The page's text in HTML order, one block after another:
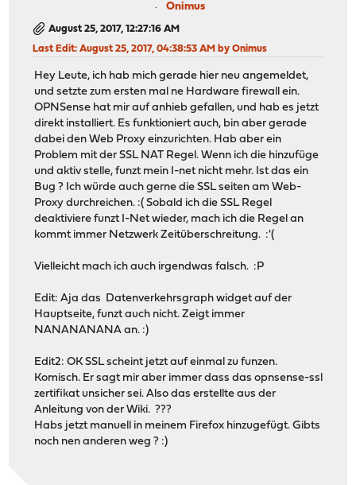
Onimus
August 25, 2017, 12:27:16 AM
Last Edit: August 25, 2017, 04:38:53 AM by Onimus
Hey Leute, ich hab mich gerade hier neu angemeldet,
und setzte zum ersten mal ne Hardware firewall ein.
OPNSense hat mir auf anhieb gefallen, und hab es jetzt
direkt installiert. Es funktioniert auch, bin aber gerade
dabei den Web Proxy einzurichten. Hab aber ein
Problem mit der SSL NAT Regel. Wenn ich die hinzufüge
und aktiv stelle, funzt mein I-net nicht mehr. Ist das ein
Bug ? Ich würde auch gerne die SSL seiten am Web-
Proxy durchreichen. :( Sobald ich die SSL Regel
deaktiviere funzt I-Net wieder, mach ich die Regel an
kommt immer Netzwerk Zeitüberschreitung. :'(
Vielleicht mach ich auch irgendwas falsch. :P
Edit: Aja das Datenverkehrsgraph widget auf der
Hauptseite, funzt auch nicht. Zeigt immer
NANANANANA an. :)
Edit2: OK SSL scheint jetzt auf einmal zu funzen.
Komisch. Er sagt mir aber immer dass das opnsense-ssl
zertifikat unsicher sei. Also das erstellte aus der
Anleitung von der Wiki. ???
Habs jetzt manuell in meinem Firefox hinzugefügt. Gibts
noch nen anderen weg ? :)